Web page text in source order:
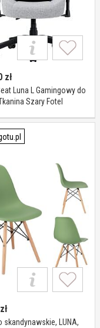
zł
Luna L Gamingowy do
Szary Fotel
zł
skandynawskie, LUNA,